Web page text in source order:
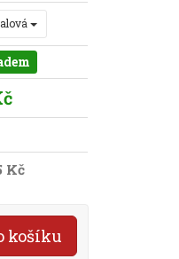
Kč
košíku